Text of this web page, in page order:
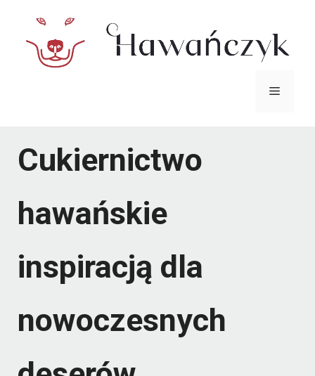
Menu
Cukiernictwo
hawańskie
inspiracją dla
nowoczesnych